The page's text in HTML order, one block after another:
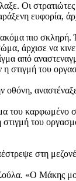
Οι
ευφορία,
ακόμα πιο
άρχισε να
από
στιγμή του
καρφωμένο
του
στη
«Ο Μάκης